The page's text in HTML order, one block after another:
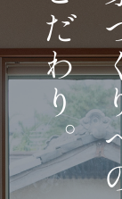
家
こだわり。